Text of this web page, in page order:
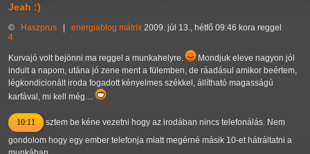
Jeah :)
© Haszprus | energiablog mátrix 2009. júl 13., hétfő 09:46 kora reggel
4
Kurvajó volt bejönni ma reggel a munkahelyre.
Mondjuk eleve nagyon jól
indult a napom, utána jó zene ment a fülemben, de ráadásul amikor beértem,
légkondicionált iroda fogadott kényelmes székkel, állítható magasságú
karfával, mi kell még…
10:11
sztem be kéne vezetni hogy az irodában nincs telefonálás. Nem
gondolom hogy egy ember telefonja miatt megérné másik 10-et hátráltatni a